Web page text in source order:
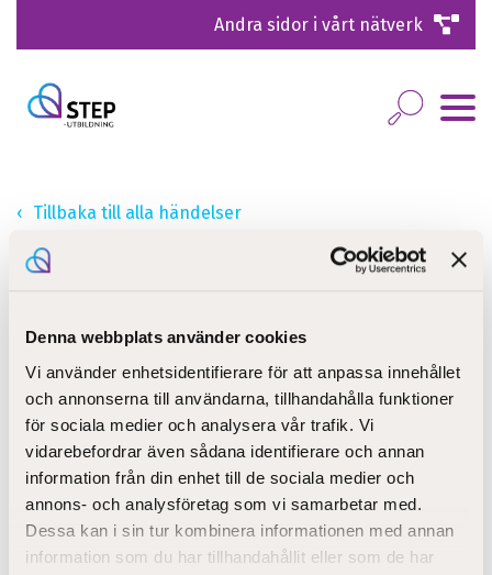
Denna webbplats använder cookies
Vi använder enhetsidentifierare för att anpassa innehållet
och annonserna till användarna, tillhandahålla funktioner
för sociala medier och analysera vår trafik. Vi
vidarebefordrar även sådana identifierare och annan
information från din enhet till de sociala medier och
annons- och analysföretag som vi samarbetar med.
Dessa kan i sin tur kombinera informationen med annan
information som du har tillhandahållit eller som de har
Andra sidor i vårt nätverk
Tillbaka till alla händelser
Infotillfälle STEP by step Vasa
25.05.2022 12:30 - 13:00
Online
Öppet, virtuellt infotillfälle om utbildningen i Vasa till
barnledare som ger behörighet att verka som
barnskötare inom småbarnspedagogik med start
hösten 2022. Anmäl ditt deltagande till